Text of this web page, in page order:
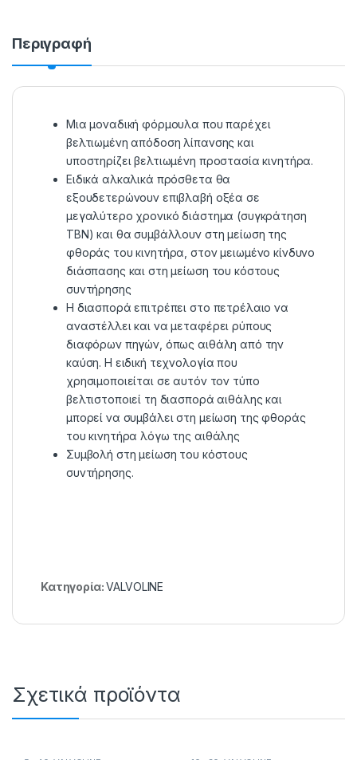
Περιγραφή
Μια μοναδική φόρμουλα που παρέχει
βελτιωμένη απόδοση λίπανσης και
υποστηρίζει βελτιωμένη προστασία κινητήρα.
Ειδικά αλκαλικά πρόσθετα θα
εξουδετερώνουν επιβλαβή οξέα σε
μεγαλύτερο χρονικό διάστημα (συγκράτηση
TBN) και θα συμβάλλουν στη μείωση της
φθοράς του κινητήρα, στον μειωμένο κίνδυνο
διάσπασης και στη μείωση του κόστους
συντήρησης
Η διασπορά επιτρέπει στο πετρέλαιο να
αναστέλλει και να μεταφέρει ρύπους
διαφόρων πηγών, όπως αιθάλη από την
καύση. Η ειδική τεχνολογία που
χρησιμοποιείται σε αυτόν τον τύπο
βελτιστοποιεί τη διασπορά αιθάλης και
μπορεί να συμβάλει στη μείωση της φθοράς
του κινητήρα λόγω της αιθάλης
Συμβολή στη μείωση του κόστους
συντήρησης.
Κατηγορία:VALVOLINE
Σχετικά προϊόντα